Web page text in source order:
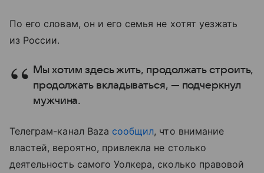
По его словам, он и его семья не хотят уезжать
из России.
Мы хотим здесь жить, продолжать строить,
продолжать вкладываться, — подчеркнул
мужчина.
Телеграм-канал Baza сообщил, что внимание
властей, вероятно, привлекла не столько
деятельность самого Уолкера, сколько правовой